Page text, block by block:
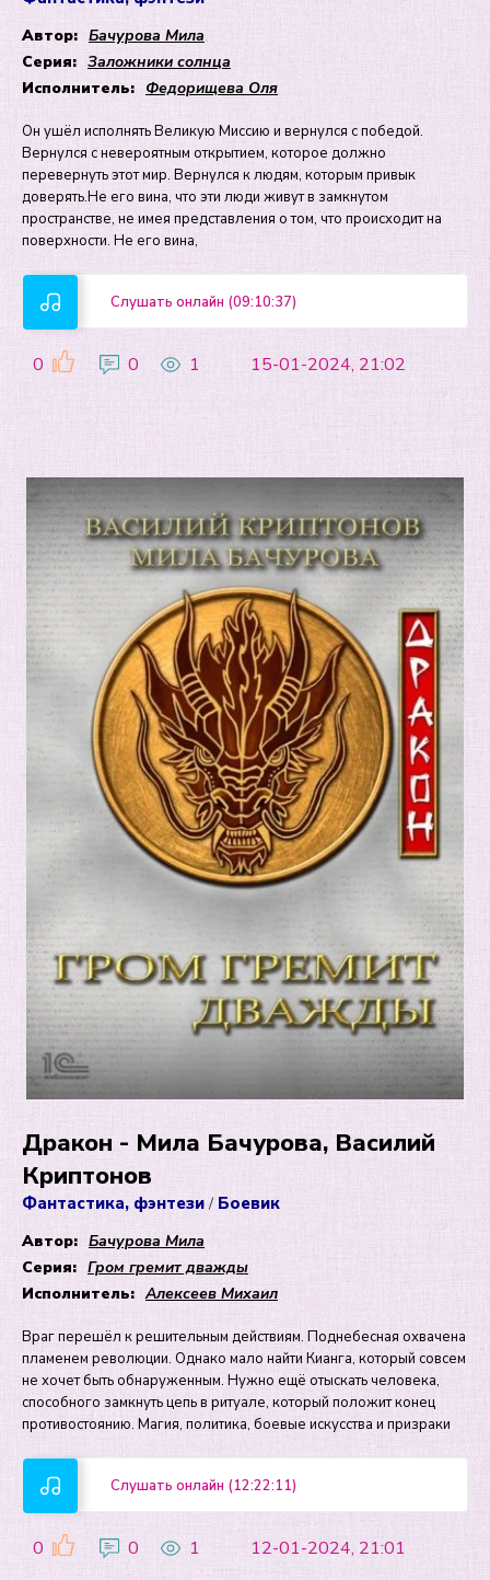
Автор: Бачурова Мила
Серия: Заложники солнца
Исполнитель: Федорищева Оля
Он ушёл исполнять Великую Миссию и вернулся с победой.
Вернулся с невероятным открытием, которое должно
перевернуть этот мир. Вернулся к людям, которым привык
доверять.Не его вина, что эти люди живут в замкнутом
пространстве, не имея представления о том, что происходит на
поверхности. Не его вина,
Слушать онлайн (09:10:37)
0 0 1 15-01-2024, 21:02
Дракон - Мила Бачурова, Василий
Криптонов
Фантастика, фэнтези/ Боевик
Автор: Бачурова Мила
Серия: Гром гремит дважды
Исполнитель: Алексеев Михаил
Враг перешёл к решительным действиям. Поднебесная охвачена
пламенем революции. Однако мало найти Кианга, который совсем
не хочет быть обнаруженным. Нужно ещё отыскать человека,
способного замкнуть цепь в ритуале, который положит конец
противостоянию. Магия, политика, боевые искусства и призраки
Слушать онлайн (12:22:11)
0 0 1 12-01-2024, 21:01